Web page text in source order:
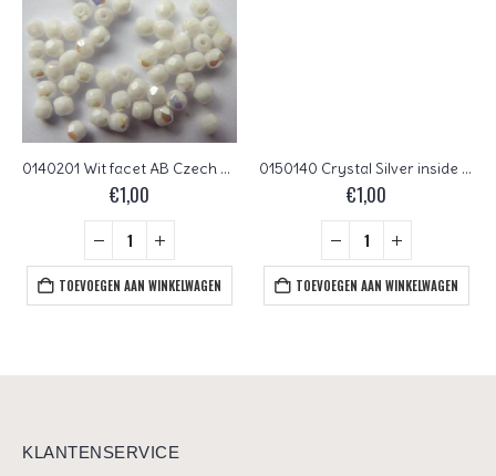
0140201 Wit facet AB Czech Glass Facet Firepolish 3mm 50 stuks
€1,00
TOEVOEGEN AAN WINKELWAGEN
0150140 Crystal Silver inside Czech Glass Facet Firepolish 3mm 75 stuks
€1,00
TOEVOEGEN AAN WINKELWAGEN
KLANTENSERVICE